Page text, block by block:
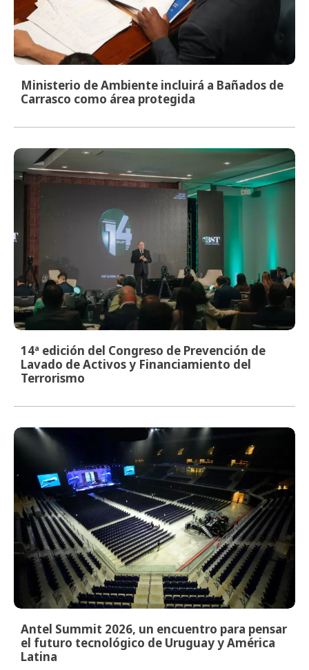
Ministerio de Ambiente incluirá a Bañados de
Carrasco como área protegida
14ª edición del Congreso de Prevención de
Lavado de Activos y Financiamiento del
Terrorismo
Antel Summit 2026, un encuentro para pensar
el futuro tecnológico de Uruguay y América
Latina